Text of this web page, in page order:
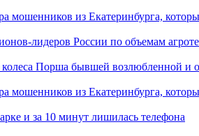
мошенников из Екатеринбурга,
лидеров России по объемам
Порша бывшей возлюбленной и
мошенников из Екатеринбурга,
и за 10 минут лишилась телефона